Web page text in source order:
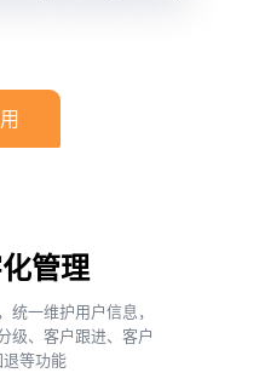
管理
统一维护用户信息，
级、客户跟进、客户
等功能